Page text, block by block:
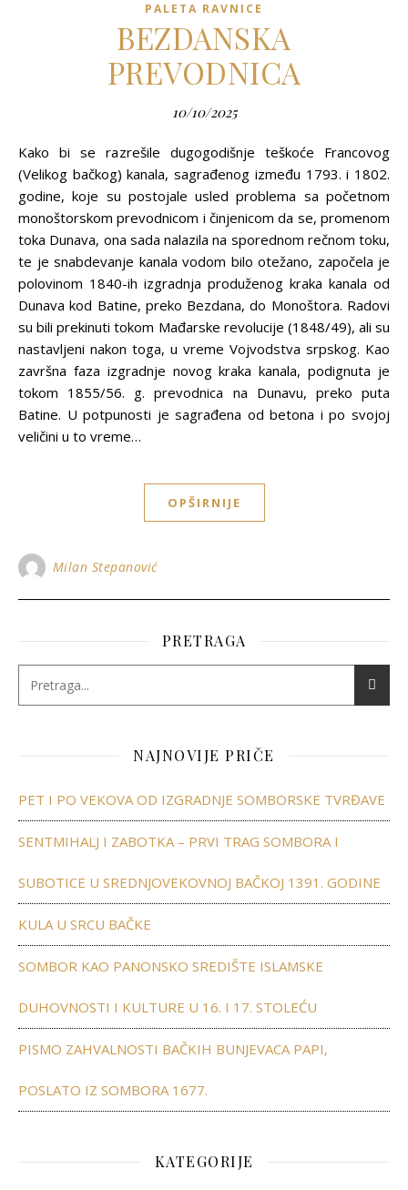
PALETA RAVNICE
BEZDANSKA
PREVODNICA
10/10/2025
Kako bi se razrešile dugogodišnje teškoće Francovog
(Velikog bačkog) kanala, sagrađenog između 1793. i 1802.
godine, koje su postojale usled problema sa početnom
monoštorskom prevodnicom i činjenicom da se, promenom
toka Dunava, ona sada nalazila na sporednom rečnom toku,
te je snabdevanje kanala vodom bilo otežano, započela je
polovinom 1840-ih izgradnja produženog kraka kanala od
Dunava kod Batine, preko Bezdana, do Monoštora. Radovi
su bili prekinuti tokom Mađarske revolucije (1848/49), ali su
nastavljeni nakon toga, u vreme Vojvodstva srpskog. Kao
završna faza izgradnje novog kraka kanala, podignuta je
tokom 1855/56. g. prevodnica na Dunavu, preko puta
Batine. U potpunosti je sagrađena od betona i po svojoj
veličini u to vreme…
OPŠIRNIJE
Milan Stepanović
PRETRAGA
NAJNOVIJE PRIČE
PET I PO VEKOVA OD IZGRADNJE SOMBORSKE TVRĐAVE
SENTMIHALJ I ZABOTKA – PRVI TRAG SOMBORA I
SUBOTICE U SREDNJOVEKOVNOJ BAČKOJ 1391. GODINE
KULA U SRCU BAČKE
SOMBOR KAO PANONSKO SREDIŠTE ISLAMSKE
DUHOVNOSTI I KULTURE U 16. I 17. STOLEĆU
PISMO ZAHVALNOSTI BAČKIH BUNJEVACA PAPI,
POSLATO IZ SOMBORA 1677.
KATEGORIJE